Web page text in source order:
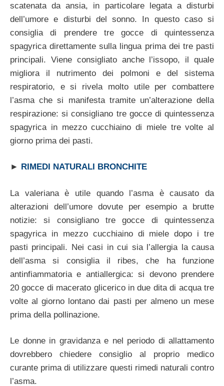
scatenata da ansia, in particolare legata a disturbi
dell’umore e disturbi del sonno. In questo caso si
consiglia di prendere tre gocce di quintessenza
spagyrica direttamente sulla lingua prima dei tre pasti
principali. Viene consigliato anche l’issopo, il quale
migliora il nutrimento dei polmoni e del sistema
respiratorio, e si rivela molto utile per combattere
l’asma che si manifesta tramite un’alterazione della
respirazione: si consigliano tre gocce di quintessenza
spagyrica in mezzo cucchiaino di miele tre volte al
giorno prima dei pasti.
► RIMEDI NATURALI BRONCHITE
La valeriana è utile quando l’asma è causato da
alterazioni dell’umore dovute per esempio a brutte
notizie: si consigliano tre gocce di quintessenza
spagyrica in mezzo cucchiaino di miele dopo i tre
pasti principali. Nei casi in cui sia l’allergia la causa
dell’asma si consiglia il ribes, che ha funzione
antinfiammatoria e antiallergica: si devono prendere
20 gocce di macerato glicerico in due dita di acqua tre
volte al giorno lontano dai pasti per almeno un mese
prima della pollinazione.
Le donne in gravidanza e nel periodo di allattamento
dovrebbero chiedere consiglio al proprio medico
curante prima di utilizzare questi rimedi naturali contro
l’asma.